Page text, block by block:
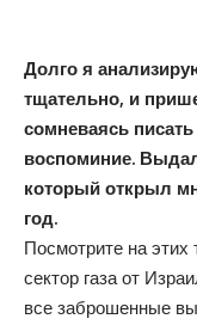
Долго я
тщательно, и
сомневаясь
воспоминие.
который открыл
год.
Посмотрите на
сектор газа от
все заброшенные